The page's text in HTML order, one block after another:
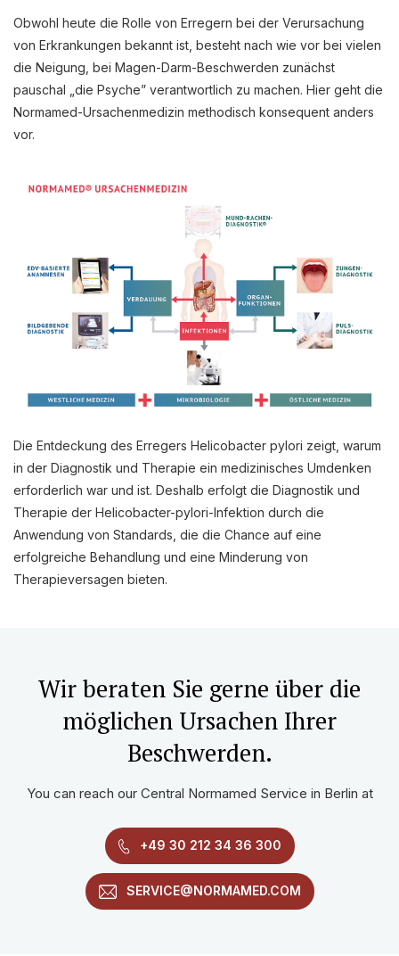
Obwohl heute die Rolle von Erregern bei der Verursachung
von Erkrankungen bekannt ist, besteht nach wie vor bei vielen
die Neigung, bei Magen-Darm-Beschwerden zunächst
pauschal „die Psyche” verantwortlich zu machen. Hier geht die
Normamed-Ursachenmedizin methodisch konsequent anders
vor.
Die Entdeckung des Erregers Helicobacter pylori zeigt, warum
in der Diagnostik und Therapie ein medizinisches Umdenken
erforderlich war und ist. Deshalb erfolgt die Diagnostik und
Therapie der Helicobacter-pylori-Infektion durch die
Anwendung von Standards, die die Chance auf eine
erfolgreiche Behandlung und eine Minderung von
Therapieversagen bieten.
Wir beraten Sie gerne über die
möglichen Ursachen Ihrer
Beschwerden.
You can reach our Central Normamed Service in Berlin at
+49 30 212 34 36 300
SERVICE@NORMAMED.COM